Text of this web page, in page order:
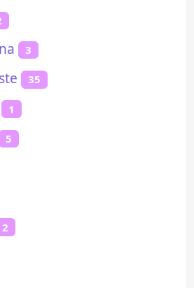
3
35
1
5
2